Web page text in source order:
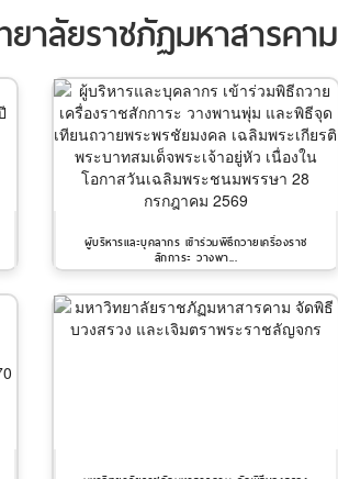
าลัยราชภัฏมหาสารคาม
ผู้บริหารและบุคลากร เข้าร่วมพิธีถวายเครื่องราช
สักการะ วางพา...